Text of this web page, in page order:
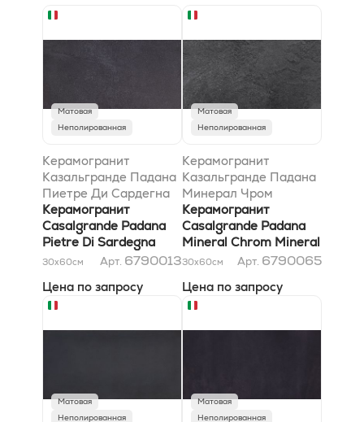
Матовая
Неполированная
Керамогранит
Казальгранде Падана
Пиетре Ди Сардегна
Таволара 30x60
Керамогранит
Casalgrande Padana
Pietre Di Sardegna
Tavolara 30x60
30x60см Арт. 6790013
Цена по запросу
Матовая
Неполированная
Керамогранит
Казальгранде Падана
Минерал Чром
Минерал Блэк 30x60
Керамогранит
Casalgrande Padana
Mineral Chrom Mineral
Black 30x60
30x60см Арт. 6790065
Цена по запросу
Матовая
Неполированная
Матовая
Неполированная